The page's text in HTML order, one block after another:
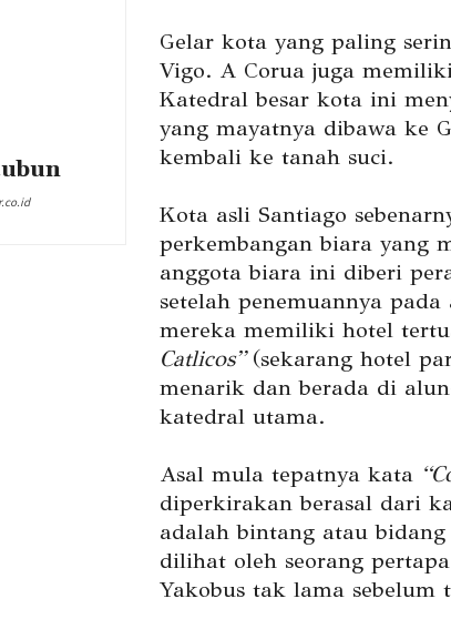
Gelar kota yang paling
Vigo. A Corua juga
Katedral besar kota ini
yang mayatnya dibawa ke
kembali ke tanah suci.
Kota asli Santiago
perkembangan biara yang
anggota biara ini diberi
setelah penemuannya
mereka memiliki hotel
Catlicos”(sekarang hotel
menarik dan berada di
katedral utama.
Asal mula tepatnya kata
diperkirakan berasal dari
adalah bintang atau
dilihat oleh seorang
Yakobus tak lama sebelum